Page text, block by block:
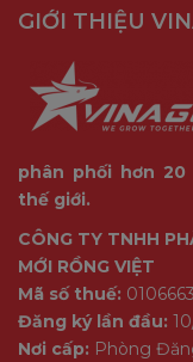
GIỚI THIỆU
phân phối hơn
thế giới.
CÔNG TY TNHH
MỚI RỒNG VIỆT
Mã số thuế:
Đăng ký lần đầu:
Nơi cấp: Phòng